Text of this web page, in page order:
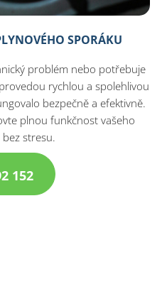
SPORÁKU
problém nebo potřebuje
rychlou a spolehlivou
bezpečně a efektivně.
plnou funkčnost vašeho
stresu.
152